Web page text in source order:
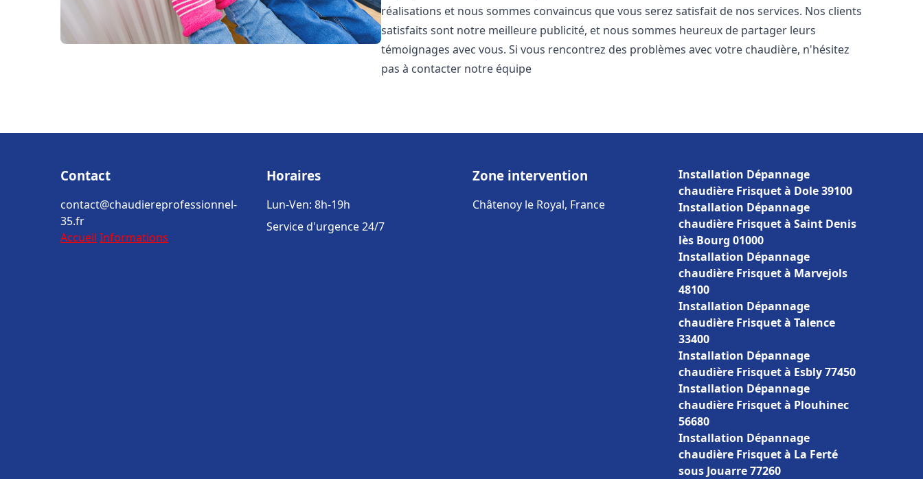
réalisations et nous sommes convaincus que vous serez satisfait de nos services. Nos clients
satisfaits sont notre meilleure publicité, et nous sommes heureux de partager leurs
témoignages avec vous. Si vous rencontrez des problèmes avec votre chaudière, n'hésitez
pas à contacter notre équipe
Contact
contact@chaudiereprofessionnel-
35.fr
Accueil Informations
Horaires
Lun-Ven: 8h-19h
Service d'urgence 24/7
Zone intervention
Châtenoy le Royal, France
Installation Dépannage
chaudière Frisquet à Dole 39100
Installation Dépannage
chaudière Frisquet à Saint Denis
lès Bourg 01000
Installation Dépannage
chaudière Frisquet à Marvejols
48100
Installation Dépannage
chaudière Frisquet à Talence
33400
Installation Dépannage
chaudière Frisquet à Esbly 77450
Installation Dépannage
chaudière Frisquet à Plouhinec
56680
Installation Dépannage
chaudière Frisquet à La Ferté
sous Jouarre 77260